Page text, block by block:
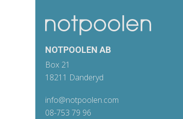
NOTPOOLEN AB
Box 21
18211 Danderyd
info@notpoolen.com
08-753 79 96